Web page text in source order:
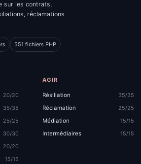
sur les contrats,
réclamations
551 fichiers PHP
20/20
35/35
25/25
30/30
20/20
15/15
AGIR
Résiliation
35/35
Réclamation
25/25
Médiation
15/15
Intermédiaires
15/15